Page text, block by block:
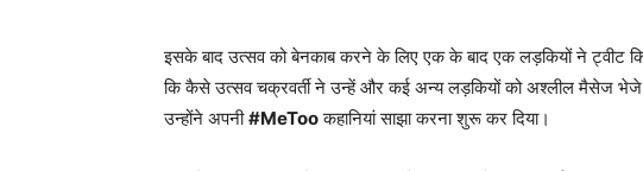
इसके बाद उत्सव को बेनकाब करने के लिए एक के बाद एक लड़कियों ने ट्वीट
कि कैसे उत्सव चक्रवर्ती ने उन्हें और कई अन्य लड़कियों को अश्लील मैसेज
उन्होंने अपनी#MeTooकहानियां साझा करना शुरू कर दिया।